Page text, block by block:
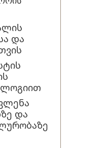
და
და